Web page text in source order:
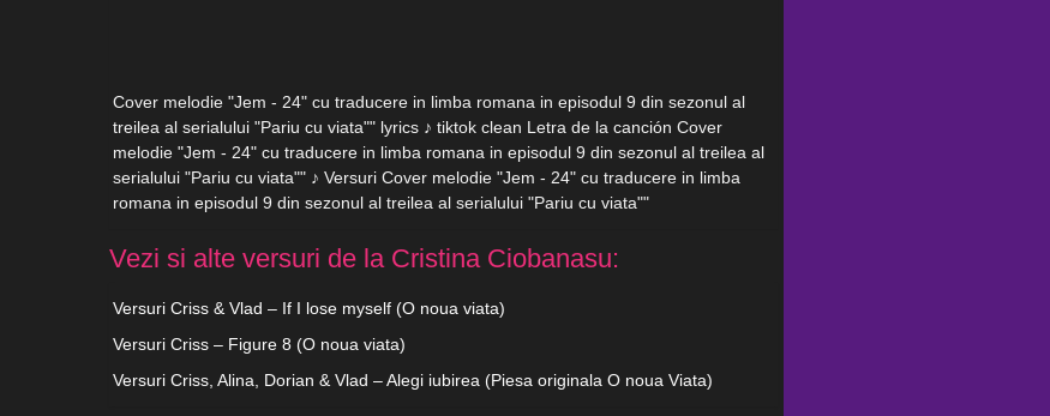
Cover melodie "Jem - 24" cu traducere in limba romana in episodul 9 din sezonul al
treilea al serialului "Pariu cu viata"" lyrics ♪ tiktok clean Letra de la canción Cover
melodie "Jem - 24" cu traducere in limba romana in episodul 9 din sezonul al treilea al
serialului "Pariu cu viata"" ♪ Versuri Cover melodie "Jem - 24" cu traducere in limba
romana in episodul 9 din sezonul al treilea al serialului "Pariu cu viata""
Vezi si alte versuri de la Cristina Ciobanasu:
Versuri Criss & Vlad – If I lose myself (O noua viata)
Versuri Criss – Figure 8 (O noua viata)
Versuri Criss, Alina, Dorian & Vlad – Alegi iubirea (Piesa originala O noua Viata)